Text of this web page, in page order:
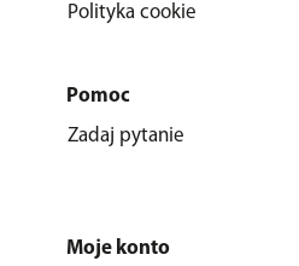
Polityka cookie
Pomoc
Zadaj pytanie
Moje konto